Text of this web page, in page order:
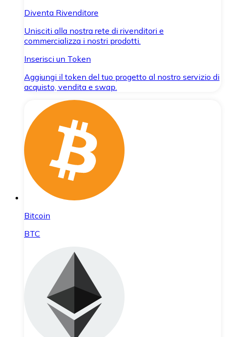
Diventa Rivenditore
Unisciti alla nostra rete di rivenditori e
commercializza i nostri prodotti.
Inserisci un Token
Aggiungi il token del tuo progetto al nostro servizio di
acquisto, vendita e swap.
Bitcoin
BTC